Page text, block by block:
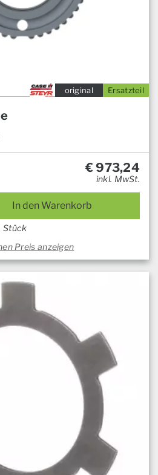
Ersatzteil
original
€973,24
inkl. MwSt.
In den Warenkorb
Stück
Preis anzeigen